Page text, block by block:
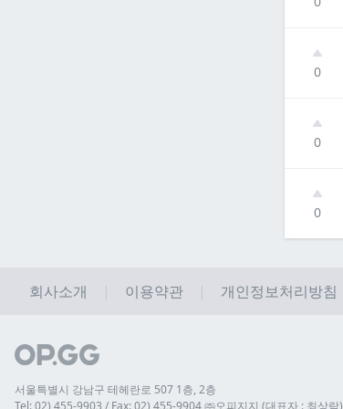
0
0
0
회사소개 이용약관 개인정보처리방침
서울특별시 강남구 테헤란로 507 1층, 2층
Tel: 02) 455-9903 / Fax: 02) 455-9904 ㈜오피지지 (대표자 : 최상락)